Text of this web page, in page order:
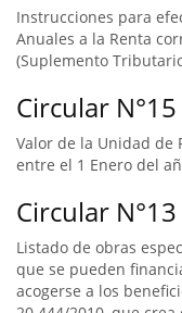
Instrucciones para
Anuales a la Renta
(Suplemento
Circular
Valor de la Unidad de
entre el 1 Enero del
Circular
Listado de obras
que se pueden
acogerse a los